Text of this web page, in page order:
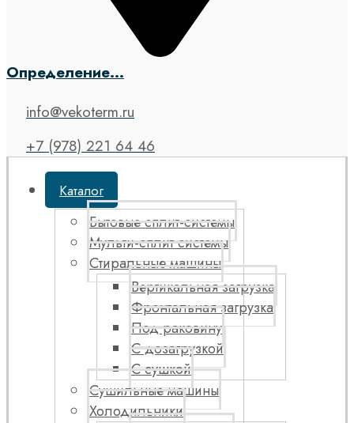
Определение...
info@vekoterm.ru
+7 (978) 221 64 46
Каталог
Бытовые сплит-системы
Мульти-сплит системы
Стиральные машины
Вертикальная загрузка
Фронтальная загрузка
Под раковину
С дозагрузкой
С сушкой
Сушильные машины
Холодильники